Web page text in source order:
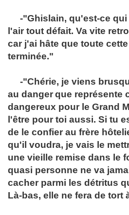
-"Ghislain, qu'est-ce qui
l'air tout défait. Va vite
car j'ai hâte que toute
terminée."
-"Chérie, je viens
au dangerque représente
dangereux pour le Grand
l'être pour toi aussi. Si tu
de le confier au frère
qu'il voudra, je vais le
une vieille remise dans le
quasi personne ne va
cacher parmi les détritus
Là-bas, elle ne fera de tort